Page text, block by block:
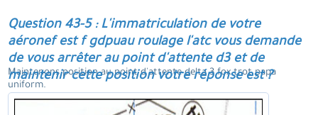
Question 43-5 : L'immatriculation de votre
aéronef est f gdpuau roulage l'atc vous demande
de vous arrêter au point d'attente d3 et de
maintenir cette position votre réponse est ?
Maintenons position au point d'attente delta 3 fox trot papa
uniform.